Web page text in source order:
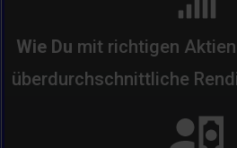
Wie Du mit richtigen
überdurchschnittliche